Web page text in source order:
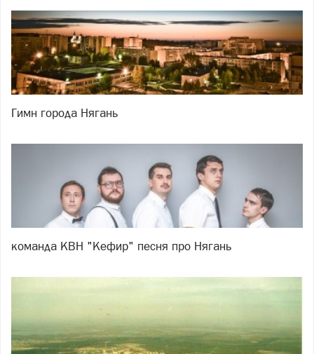
Гимн города Нягань
команда КВН "Кефир" песня про Нягань